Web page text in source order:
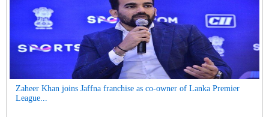
Zaheer Khan joins Jaffna franchise as co-owner of Lanka Premier
League...